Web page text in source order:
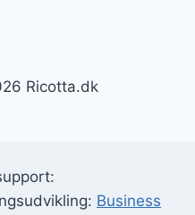
Ricotta.dk
Business